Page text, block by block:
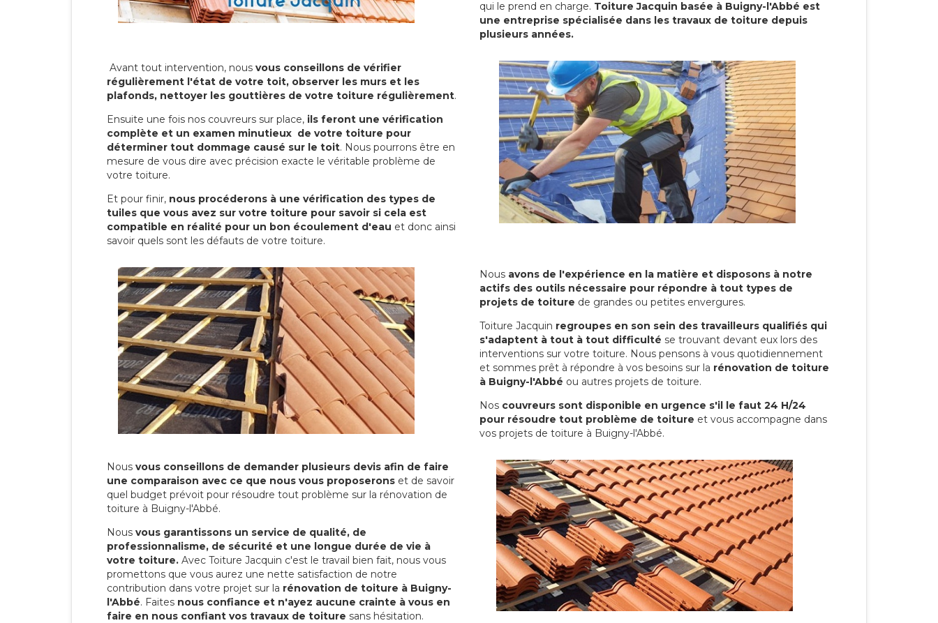
qui le prend en charge. Toiture Jacquin basée à Buigny-l'Abbé est
une entreprise spécialisée dans les travaux de toiture depuis
plusieurs années.
Avant tout intervention, nous vous conseillons de vérifier
régulièrement l'état de votre toit, observer les murs et les
plafonds, nettoyer les gouttières de votre toiture régulièrement.
Ensuite une fois nos couvreurs sur place, ils feront une vérification
complète et un examen minutieux de votre toiture pour
déterminer tout dommage causé sur le toit. Nous pourrons être en
mesure de vous dire avec précision exacte le véritable problème de
votre toiture.
Et pour finir, nous procéderons à une vérification des types de
tuiles que vous avez sur votre toiture pour savoir si cela est
compatible en réalité pour un bon écoulement d'eau et donc ainsi
savoir quels sont les défauts de votre toiture.
Nous avons de l'expérience en la matière et disposons à notre
actifs des outils nécessaire pour répondre à tout types de
projets de toiture de grandes ou petites envergures.
Toiture Jacquin regroupes en son sein des travailleurs qualifiés qui
s'adaptent à tout à tout difficulté se trouvant devant eux lors des
interventions sur votre toiture. Nous pensons à vous quotidiennement
et sommes prêt à répondre à vos besoins sur la rénovation de toiture
à Buigny-l'Abbé ou autres projets de toiture.
Nos couvreurs sont disponible en urgence s'il le faut 24 H/24
pour résoudre tout problème de toiture et vous accompagne dans
vos projets de toiture à Buigny-l'Abbé.
Nous vous conseillons de demander plusieurs devis afin de faire
une comparaison avec ce que nous vous proposerons et de savoir
quel budget prévoit pour résoudre tout problème sur la rénovation de
toiture à Buigny-l'Abbé.
Nous vous garantissons un service de qualité, de
professionnalisme, de sécurité et une longue durée de vie à
votre toiture. Avec Toiture Jacquin c'est le travail bien fait, nous vous
promettons que vous aurez une nette satisfaction de notre
contribution dans votre projet sur la rénovation de toiture à Buigny-
l'Abbé. Faites nous confiance et n'ayez aucune crainte à vous en
faire en nous confiant vos travaux de toiture sans hésitation.